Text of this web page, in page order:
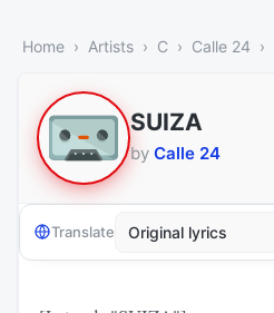
Home Artists C Calle 24
SUIZA
by Calle 24
Translate